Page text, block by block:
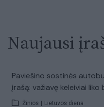
Naujausi
Paviešino sostinės
įrašą: važiavę keleiviai liko
Žinios Lietuvos diena